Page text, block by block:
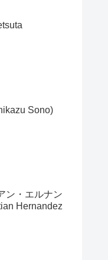
Sono)
ン・エルナン
Hernandez